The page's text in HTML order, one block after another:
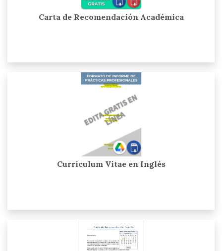
Carta de Recomendación Académica
Currículum Vitae en Inglés